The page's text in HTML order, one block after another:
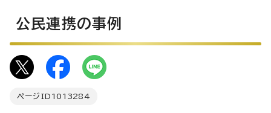
公民連携の事例
ページID 1013284